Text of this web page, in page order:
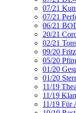
07/21
07/21
06/21
20/21
02/21
09/20
05/20
01/20
01/20
11/19
11/19
11/19 Für